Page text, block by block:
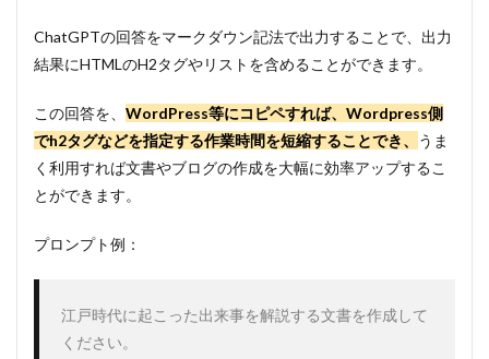
ChatGPTの回答をマークダウン記法で出力することで、出力
結果にHTMLのH2タグやリストを含めることができます。
この回答を、 WordPress等にコピペすれば、Wordpress側
でh2タグなどを指定する作業時間を短縮することでき、
うま
く利用すれば文書やブログの作成を大幅に効率アップするこ
とができます。
プロンプト例：
江戸時代に起こった出来事を解説する文書を作成して
ください。